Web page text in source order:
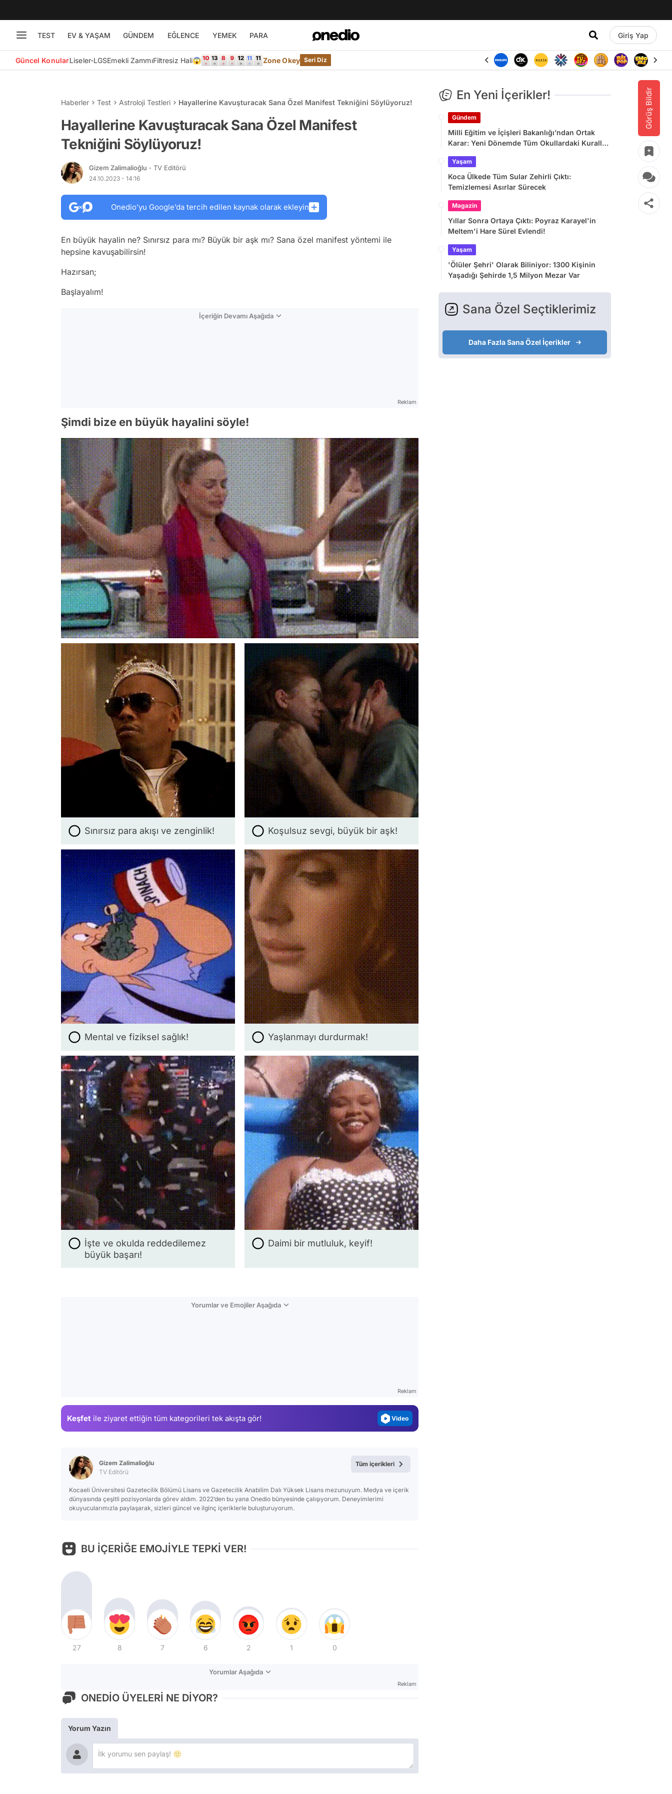
TEST EV & YAŞAM GÜNDEM EĞLENCE YEMEK PARA Giriş Yap
Güncel KonularLiseler-LGSEmekli ZammıFiltresiz Hali😱 Zone Okey Seri Diz
Görüş Bildir
Haberler Test Astroloji Testleri Hayallerine Kavuşturacak Sana Özel Manifest Tekniğini Söylüyoruz!
Hayallerine Kavuşturacak Sana Özel Manifest
Tekniğini Söylüyoruz!
Gizem Zalimalioğlu - TV Editörü
24.10.2023 - 14:16
Onedio’yu Google’da tercih edilen kaynak olarak ekleyin
En büyük hayalin ne? Sınırsız para mı? Büyük bir aşk mı? Sana özel manifest yöntemi ile
hepsine kavuşabilirsin!
Hazırsan;
Başlayalım!
İçeriğin Devamı Aşağıda
Reklam
Şimdi bize en büyük hayalini söyle!
Sınırsız para akışı ve zenginlik! Koşulsuz sevgi, büyük bir aşk!
Mental ve fiziksel sağlık! Yaşlanmayı durdurmak!
İşte ve okulda reddedilemez
büyük başarı!
Daimi bir mutluluk, keyif!
Yorumlar ve Emojiler Aşağıda
Reklam
Keşfet ile ziyaret ettiğin tüm kategorileri tek akışta gör! Test
Gizem Zalimalioğlu
TV Editörü
Kocaeli Üniversitesi Gazetecilik Bölümü Lisans ve Gazetecilik Anabilim Dalı Yüksek Lisans mezunuyum. Medya ve içerik
dünyasında çeşitli pozisyonlarda görev aldım. 2022’den bu yana Onedio bünyesinde çalışıyorum. Deneyimlerimi
okuyucularımızla paylaşarak, sizleri güncel ve ilginç içeriklerle buluşturuyorum.
Tüm içerikleri
BU İÇERİĞE EMOJİYLE TEPKİ VER!
27 8 7 6 2 1 0
Yorumlar Aşağıda
Reklam
ONEDİO ÜYELERİ NE DİYOR?
Yorum Yazın
En Yeni İçerikler!
Gündem
Milli Eğitim ve İçişleri Bakanlığı’ndan Ortak
Karar: Yeni Dönemde Tüm Okullardaki Kurallar
Yaşam
Koca Ülkede Tüm Sular Zehirli Çıktı:
Temizlemesi Asırlar Sürecek
Magazin
Yıllar Sonra Ortaya Çıktı: Poyraz Karayel'in
Meltem'i Hare Sürel Evlendi!
Yaşam
'Ölüler Şehri' Olarak Biliniyor: 1300 Kişinin
Yaşadığı Şehirde 1,5 Milyon Mezar Var
Sana Özel Seçtiklerimiz
Daha Fazla Sana Özel İçerikler